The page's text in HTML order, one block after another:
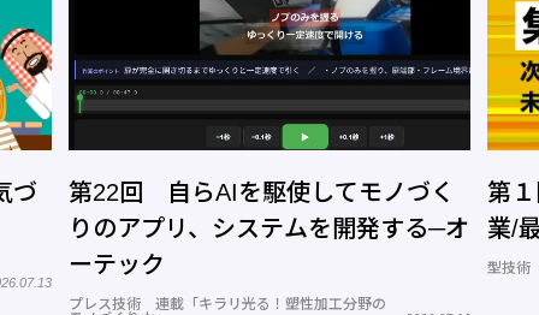
づ
第22回 自らAIを駆使してモノづく
りのアプリ、システムを開発する─オ
ーテック
プレス技術 連載「キラリ光る！塑性加工分野の
第
業/
型技術